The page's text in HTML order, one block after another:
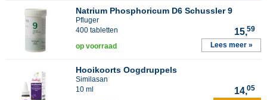
Natrium Phosphoricum D6 Schussler 9
Pfluger
400 tabletten
15,59
op voorraad Lees meer »
Hooikoorts Oogdruppels
Similasan
10 ml
14,05